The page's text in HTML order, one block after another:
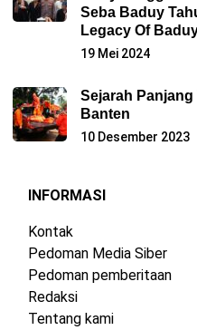
Seba Baduy
Legacy Of
19 Mei 2024
Sejarah
Banten
10 Desember 2023
INFORMASI
Kontak
Pedoman Media Siber
Pedoman pemberitaan
Redaksi
Tentang kami